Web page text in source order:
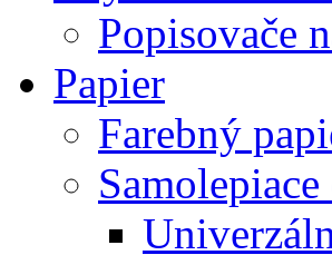
Popisovače
Papier
Farebný